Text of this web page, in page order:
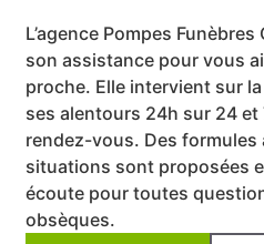
L’agence Pompes
son assistance pour vous
proche. Elle intervient sur
ses alentours 24h sur 24 et
rendez-vous. Des formules
situations sont proposées
écoute pour toutes
obsèques.